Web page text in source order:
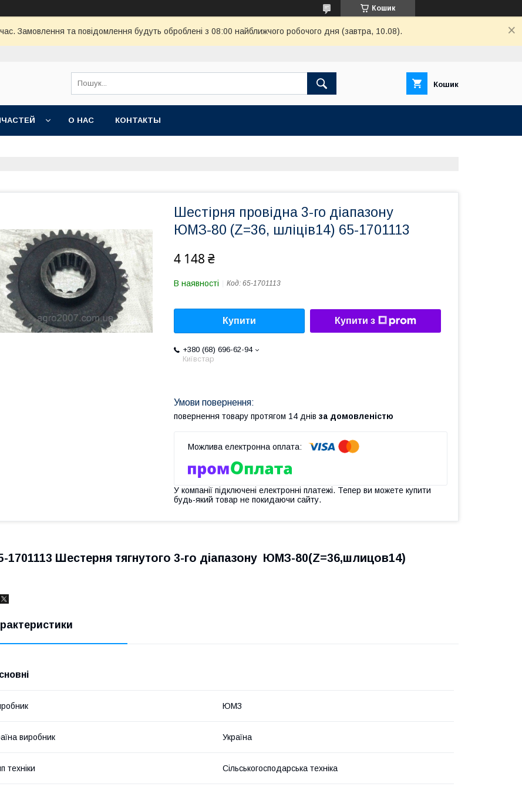
Кошик
Замовлення та повідомлення будуть оброблені з 08:00 найближчого робочого дня (завтра, 10.08).
Кошик
О НАС КОНТАКТЫ
Шестірня провідна 3-го діапазону
ЮМЗ-80 (Z=36, шліців14) 65-1701113
4 148 ₴
В наявності Код: 65-1701113
Купити Купити з
+380 (68) 696-62-94
Київстар
повернення товару протягом 14 днів за домовленістю
У компанії підключені електронні платежі. Тепер ви можете купити
будь-який товар не покидаючи сайту.
1701113 Шестерня тягнутого 3-го діапазону ЮМЗ-80(Z=36,шлицов14)
ЮМЗ
виробник Україна
техніки Сільськогосподарська техніка